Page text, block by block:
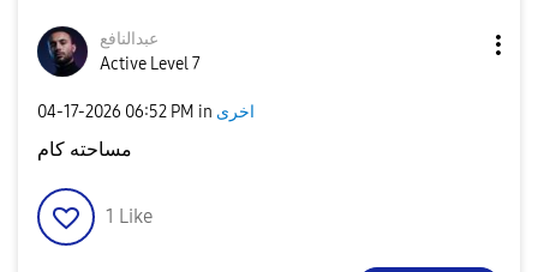
عبدالنافع
Active Level 7
‎04-17-2026 06:52 PM in اخرى
مساحته كام
1 Like